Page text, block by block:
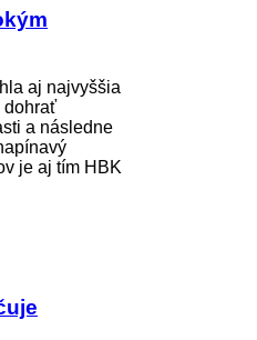
aj najvyššia
dohrať
a následne
je aj tím HBK